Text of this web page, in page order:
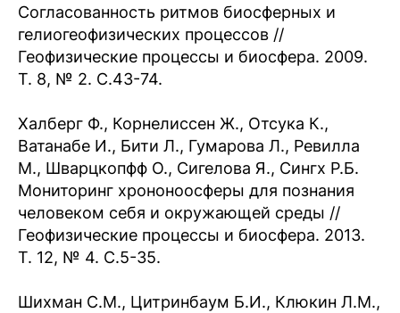
Согласованность ритмов биосферных и
гелиогеофизических процессов //
Геофизические процессы и биосфера. 2009.
Т. 8, № 2. С.43-74.
Халберг Ф., Корнелиссен Ж., Отсука К.,
Ватанабе И., Бити Л., Гумарова Л., Ревилла
М., Шварцкопфф О., Сигелова Я., Сингх Р.Б.
Мониторинг хрононоосферы для познания
человеком себя и окружающей среды //
Геофизические процессы и биосфера. 2013.
Т. 12, № 4. С.5-35.
Шихман С.М., Цитринбаум Б.И., Клюкин Л.М.,